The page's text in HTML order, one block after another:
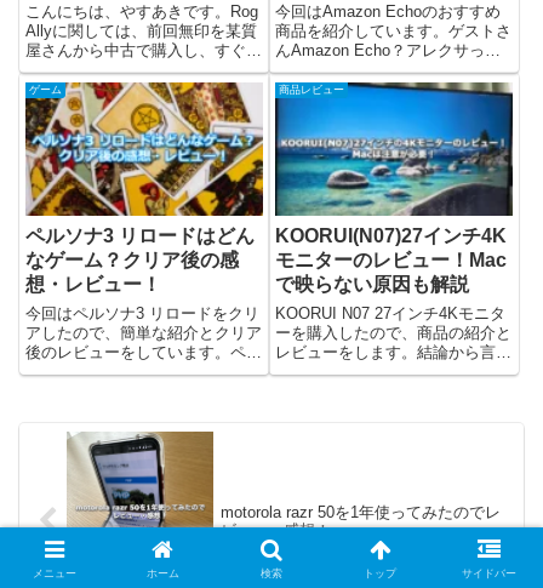
こんにちは、やすあきです。Rog
Allyに関しては、前回無印を某質
屋さんから中古で購入し、すぐに
返品することになってしまいまし
た。その記事が下記です...。それ
でも、やっぱりRog Allyが欲しか
ったので、今回Amazonブラック
フライ...
今回はAmazon Echoのおすすめ
商品を紹介しています。ゲストさ
んAmazon Echo？アレクサって
何？Amazon Echo買った方がい
い？yasuakiAmazon Echoやアレ
そうだなと感じた場合...
ゲーム
ペルソナ3 リロードはどん
なゲーム？クリア後の感
想・レビュー！
今回はペルソナ3 リロードをクリ
アしたので、簡単な紹介とクリア
後のレビューをしています。ペル
ソナ3 リロードについて『ペルソ
PlayStation 5/PlayStation 4...
商品レビュー
KOORUI(N07)27インチ4K
モニターのレビュー！Mac
で映らない原因も解説
KOORUI N07 27インチ4Kモニタ
ーを購入したので、商品の紹介と
レビューをします。結論から言う
と、コスパ重視で4Kモニターを
motorola razr 50を1年使ってみたのでレ
ビュー・感想！
メニュー ホーム 検索 トップ サイドバー